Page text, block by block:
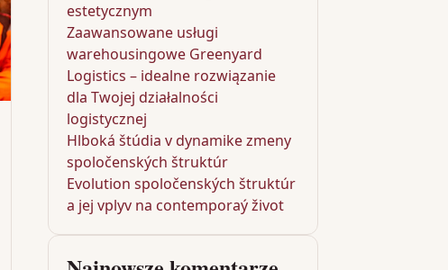
estetycznym
Zaawansowane usługi
warehousingowe Greenyard
Logistics – idealne rozwiązanie
dla Twojej działalności
logistycznej
Hlboká štúdia v dynamike zmeny
spoločenských štruktúr
Evolution spoločenských štruktúr
a jej vplyv na contemporaý život